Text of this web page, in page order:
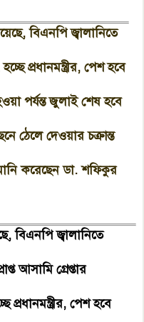
বিএনপি জ্বালানিতে
প্রধানমন্ত্রীর, পেশ হবে
পর্যন্ত জুলাই শেষ হবে
ঠেলে দেওয়ার চক্রান্ত
করেছেন ডা. শফিকুর
বিএনপি জ্বালানিতে
আসামি গ্রেপ্তার
প্রধানমন্ত্রীর, পেশ হবে